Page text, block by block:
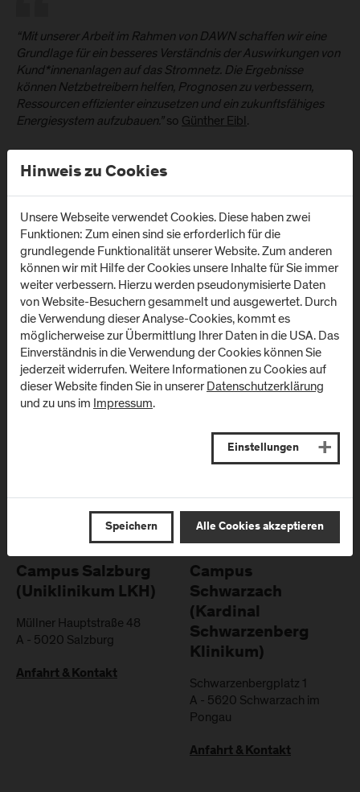
“Mit unserer Arbeit im Rahmen von DAWN schaffen wir eine
Grundlage für ein besseres Verständnis der Auswirkungen von
Kund*innenanlagen auf das Stromnetz. Die Ergebnisse
können Netzbetreibern helfen, Prognosen zu verbessern,
Ressourcen effizienter einzusetzen und ein zukunftsfähiges
Energiesystem aufzubauen.”so Günther Eibl.
Standorte
Anfahrt & Kontakt
Markt 136a
5431Kuchl
Anfahrt & Kontakt
Campus Salzburg
(Uniklinikum LKH)
Müllner Hauptstraße 48
A - 5020 Salzburg
Anfahrt & Kontakt
Campus
Schwarzach
(Kardinal
Schwarzenberg
Klinikum)
Schwarzenbergplatz 1
A - 5620 Schwarzach im
Pongau
Anfahrt & Kontakt
Hinweis zu Cookies
Unsere Webseite verwendet Cookies. Diese haben zwei
Funktionen: Zum einen sind sie erforderlich für die
grundlegende Funktionalität unserer Website. Zum anderen
können wir mit Hilfe der Cookies unsere Inhalte für Sie immer
weiter verbessern. Hierzu werden pseudonymisierte Daten
von Website-Besuchern gesammelt und ausgewertet. Durch
die Verwendung dieser Analyse-Cookies, kommt es
möglicherweise zur Übermittlung Ihrer Daten in die USA. Das
Einverständnis in die Verwendung der Cookies können Sie
jederzeit widerrufen. Weitere Informationen zu Cookies auf
dieser Website finden Sie in unsererDatenschutzerklärung
und zu uns im Impressum.
Einstellungen
Speichern Alle Cookies akzeptieren